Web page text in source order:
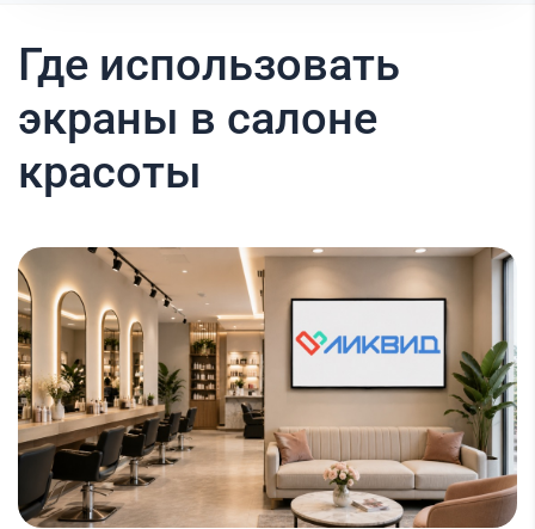
Где использовать
экраны в салоне
красоты